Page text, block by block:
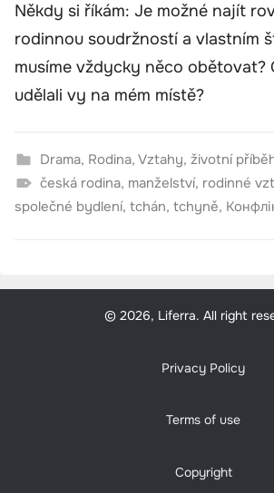
Někdy si říkám: Je možné najít
rodinnou soudržností a vlastním
musíme vždycky něco obětovat?
udělali vy na mém místě?
Drama, Rodina, Vztahy, životní
česká rodina, manželství, rodinné
společné bydlení, tchán, tchyně,
© 2026, Liferra. All right
Privacy Policy
Terms of use
Copyright